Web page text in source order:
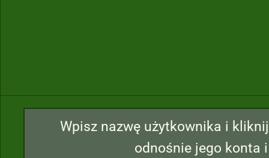
Wpisz nazwę użytkownika i
odnośnie jego konta